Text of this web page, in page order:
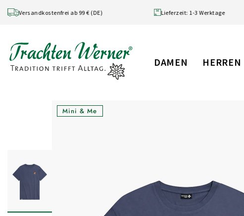
Skip to content
Versandkostenfrei ab 99 € (DE) Lieferzeit: 1-3 Werktage
DAMEN HERREN
Mini & Me